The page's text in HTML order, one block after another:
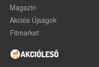
Magazin
Akciós Újságok
Fitmarket